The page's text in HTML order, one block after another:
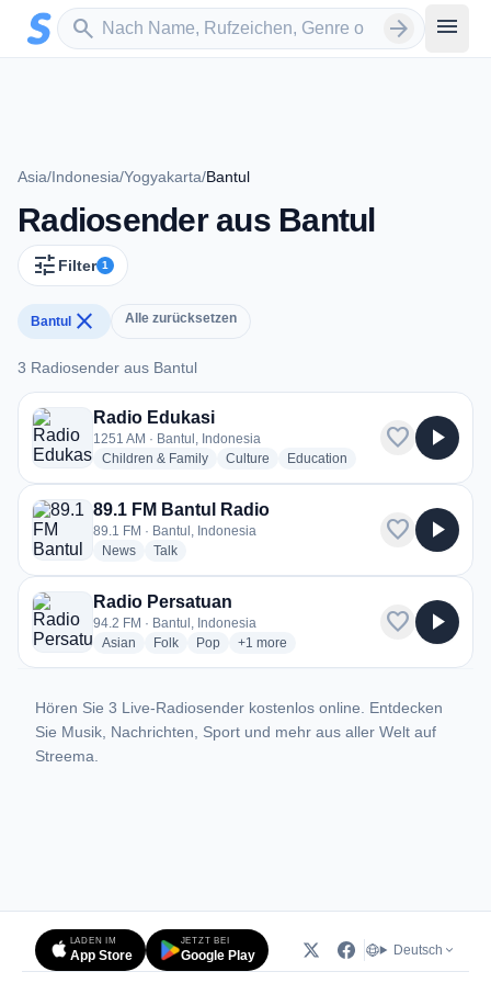
Zum Hauptinhalt springen
search
Sender suchen arrow_forward menu
Asia/Indonesia/Yogyakarta/Bantul
Radiosender aus Bantul
tune Filter 1
Bantul close Alle zurücksetzen
3 Radiosender aus Bantul
3 Radiosender aus Bantul
Radio Edukasi
1251 AM · Bantul, Indonesia
Children & Familyradio stations
Culture radio stations
Education radio stations
favorite play_arrow
89.1 FM Bantul Radio
89.1 FM · Bantul, Indonesia
Newsradio stations
Talkradio stations
favorite play_arrow
Radio Persatuan
94.2 FM · Bantul, Indonesia
Asian radio stations
Folkradio stations
Popradio stations
+1 more genres for Radio Persatuan
more
favorite play_arrow
Hören Sie 3 Live-Radiosender kostenlos online. Entdecken
Sie Musik, Nachrichten, Sport und mehr aus aller Welt auf
Streema.
LADEN IM
App Store
JETZT BEI
Google Play Deutsch